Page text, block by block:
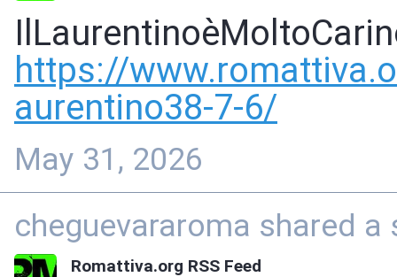
https://www.
aurentino38-7-6/
May 31, 2026
cheguevararoma shared
Romattiva.org RSS Feed